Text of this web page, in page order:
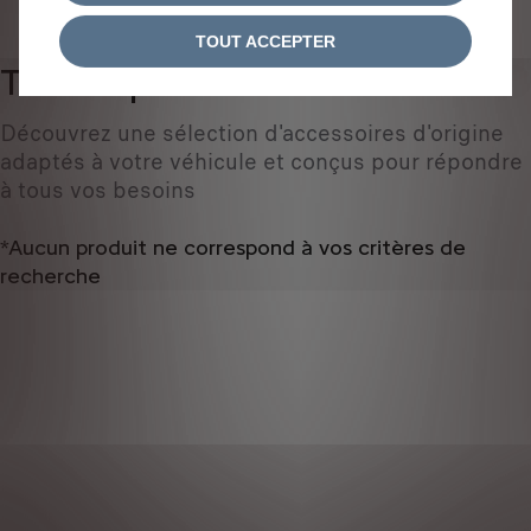
Tous les produits
Découvrez une sélection d'accessoires d'origine
adaptés à votre véhicule et conçus pour répondre
à tous vos besoins
*Aucun produit ne correspond à vos critères de
recherche
TOUT ACCEPTER